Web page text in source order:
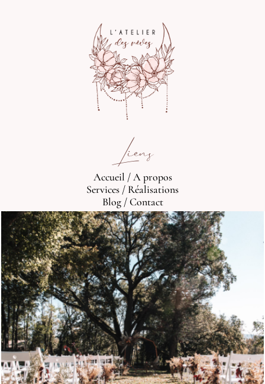
Liens
Accueil /A propos
Services / Réalisations
Blog/Contact